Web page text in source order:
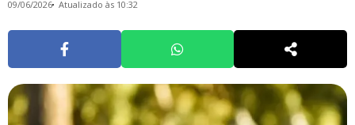
09/06/2026 Atualizado às 10:32